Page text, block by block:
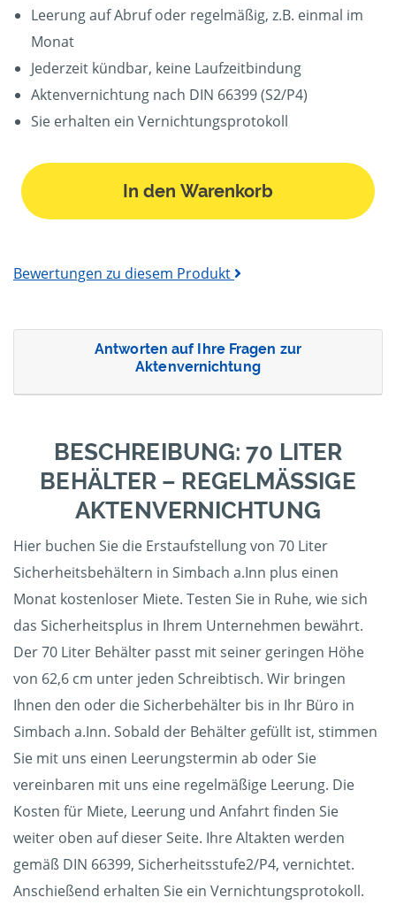
Leerung auf Abruf oder regelmäßig, z.B. einmal im
Monat
Jederzeit kündbar, keine Laufzeitbindung
Aktenvernichtung nach DIN 66399 (S2/P4)
Sie erhalten ein Vernichtungsprotokoll
In den Warenkorb
Bewertungen zu diesem Produkt
Antworten auf Ihre Fragen zur
Aktenvernichtung
BESCHREIBUNG: 70 LITER
BEHÄLTER – REGELMÄSSIGE A
KTENVERNICHTUNG
Hier buchen Sie die Erstaufstellung von 70 Liter
Sicherheitsbehältern in Simbach a.Inn plus einen
Monat kostenloser Miete. Testen Sie in Ruhe, wie sich
das Sicherheitsplus in Ihrem Unternehmen bewährt.
Der 70 Liter Behälter passt mit seiner geringen Höhe
von 62,6 cm unter jeden Schreibtisch. Wir bringen
Ihnen den oder die Sicherbehälter bis in Ihr Büro in
Simbach a.Inn. Sobald der Behälter gefüllt ist, stimmen
Sie mit uns einen Leerungstermin ab oder Sie
vereinbaren mit uns eine regelmäßige Leerung. Die
Kosten für Miete, Leerung und Anfahrt finden Sie
weiter oben auf dieser Seite. Ihre Altakten werden
gemäß DIN 66399, Sicherheitsstufe2/P4, vernichtet.
Anschießend erhalten Sie ein Vernichtungsprotokoll.